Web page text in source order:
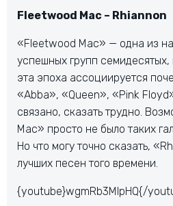
Fleetwood Mac – Rhiannon
«Fleetwood Mac» — одна из
успешных групп
эта эпоха ассоциируется
«Abba», «Queen», «Pink
связано, сказать трудно.
Mac» просто не было таких
Но что могу точно сказать,
лучших песен того времени.
{youtube}wgmRb3MlpHQ{/